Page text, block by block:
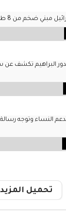
من 8 طوابق داخل منطقة إيلات
بدور البراهيم تكشف
تدعم النساء وتوجه
تحميل المزيد